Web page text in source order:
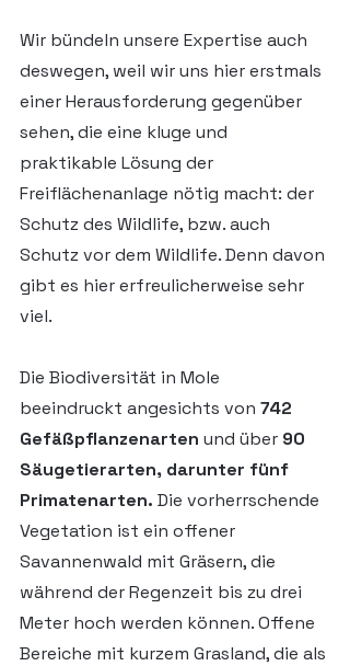
Wir bündeln unsere Expertise auch
deswegen, weil wir uns hier erstmals
einer Herausforderung gegenüber
sehen, die eine kluge und
praktikable Lösung der
Freiflächenanlage nötig macht: der
Schutz des Wildlife, bzw. auch
Schutz vor dem Wildlife. Denn davon
gibt es hier erfreulicherweise sehr
viel.
Die Biodiversität in Mole
beeindruckt angesichts von 742
Gefäßpflanzenarten und über 90
Säugetierarten, darunter fünf
Primatenarten. Die vorherrschende
Vegetation ist ein offener
Savannenwald mit Gräsern, die
während der Regenzeit bis zu drei
Meter hoch werden können. Offene
Bereiche mit kurzem Grasland, die als